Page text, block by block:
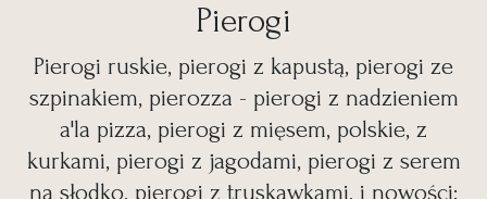
Pierogi
Pierogi ruskie, pierogi z kapustą, pierogi ze
szpinakiem, pierozza - pierogi z nadzieniem
a'la pizza, pierogi z mięsem, polskie, z
kurkami, pierogi z jagodami, pierogi z serem
na słodko, pierogi z truskawkami, i nowości: